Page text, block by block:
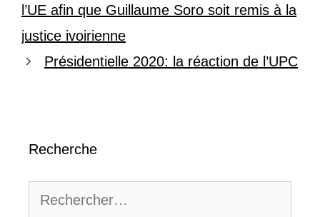
l’UE afin que Guillaume Soro soit remis à la
justice ivoirienne
Présidentielle 2020: la réaction de l’UPC
Recherche